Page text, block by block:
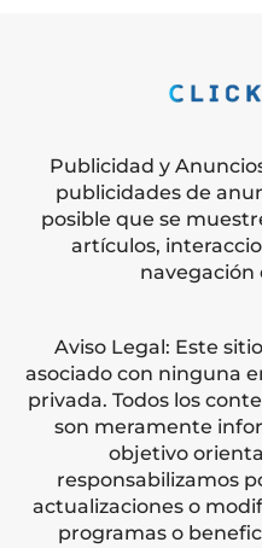
Publicidad y
publicidades de
posible que se
artículos,
navegación
Aviso Legal: Este
asociado con ninguna
privada. Todos los
son meramente
objetivo
responsabilizamos
actualizaciones o
programas o